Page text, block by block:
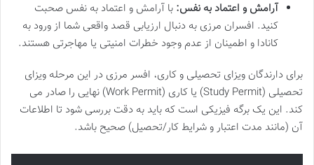
آرامش و اعتماد به نفس: با آرامش و اعتماد به نفس صحبت
کنید. افسران مرزی به دنبال ارزیابی قصد واقعی شما از ورود به
کانادا و اطمینان از عدم وجود خطرات امنیتی یا مهاجرتی هستند.
برای دارندگان ویزای تحصیلی و کاری، افسر مرزی در این مرحله ویزای
تحصیلی (Study Permit) یا کاری (Work Permit) نهایی را صادر می
کند. این یک برگه فیزیکی است که باید به دقت بررسی شود تا اطلاعات
آن (مانند مدت اعتبار و شرایط کار/تحصیل) صحیح باشد.